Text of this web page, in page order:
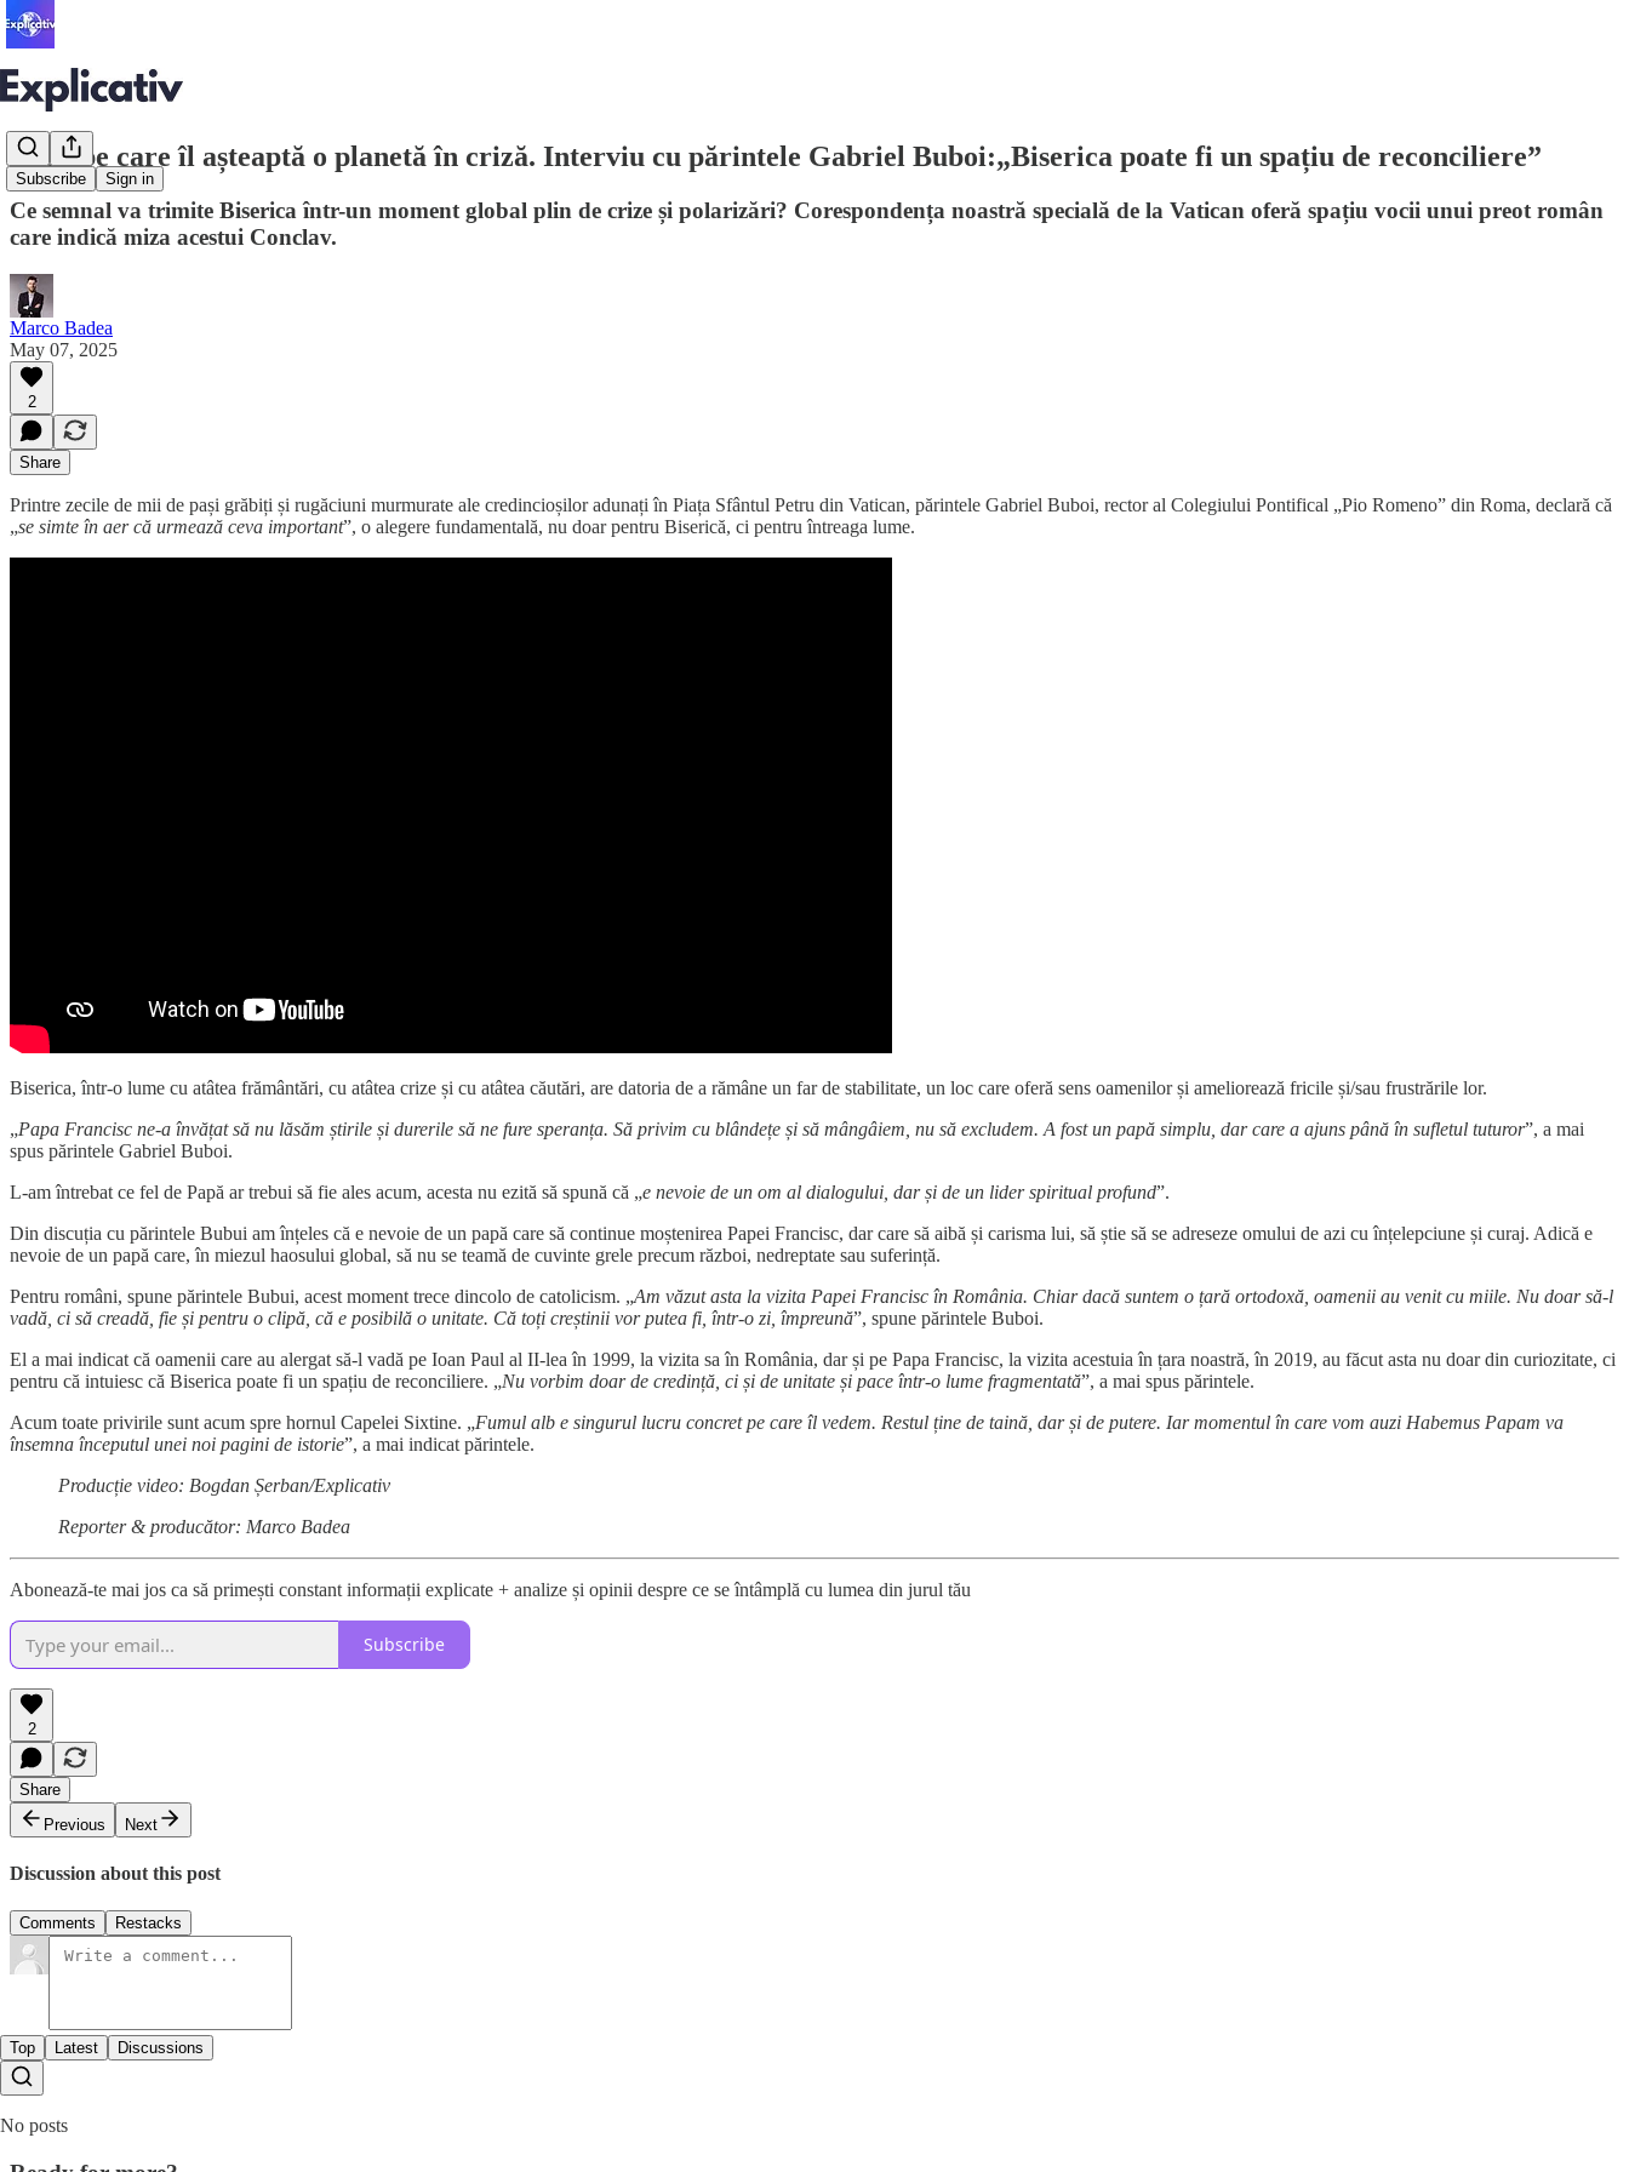
Subscribe Sign in
Papa pe care îl așteaptă o planetă în criză. Interviu cu părintele Gabriel Buboi:„Biserica poate fi un spațiu de reconciliere”
Ce semnal va trimite Biserica într-un moment global plin de crize și polarizări? Corespondența noastră specială de la Vatican oferă spațiu vocii unui preot român
care indică miza acestui Conclav.
Marco Badea
May 07, 2025
2
Share
Printre zecile de mii de pași grăbiți și rugăciuni murmurate ale credincioșilor adunați în Piața Sfântul Petru din Vatican, părintele Gabriel Buboi, rector al Colegiului Pontifical „Pio Romeno” din Roma, declară că
„se simte în aer că urmează ceva important”, o alegere fundamentală, nu doar pentru Biserică, ci pentru întreaga lume.
Biserica, într-o lume cu atâtea frământări, cu atâtea crize și cu atâtea căutări, are datoria de a rămâne un far de stabilitate, un loc care oferă sens oamenilor și ameliorează fricile și/sau frustrările lor.
„Papa Francisc ne-a învățat să nu lăsăm știrile și durerile să ne fure speranța. Să privim cu blândețe și să mângâiem, nu să excludem. A fost un papă simplu, dar care a ajuns până în sufletul tuturor”, a mai
spus părintele Gabriel Buboi.
L-am întrebat ce fel de Papă ar trebui să fie ales acum, acesta nu ezită să spună că „e nevoie de un om al dialogului, dar și de un lider spiritual profund”.
Din discuția cu părintele Bubui am înțeles că e nevoie de un papă care să continue moștenirea Papei Francisc, dar care să aibă și carisma lui, să știe să se adreseze omului de azi cu înțelepciune și curaj. Adică e
nevoie de un papă care, în miezul haosului global, să nu se teamă de cuvinte grele precum război, nedreptate sau suferință.
Pentru români, spune părintele Bubui, acest moment trece dincolo de catolicism. „Am văzut asta la vizita Papei Francisc în România. Chiar dacă suntem o țară ortodoxă, oamenii au venit cu miile. Nu doar să-l
vadă, ci să creadă, fie și pentru o clipă, că e posibilă o unitate. Că toți creștinii vor putea fi, într-o zi, împreună”, spune părintele Buboi.
El a mai indicat că oamenii care au alergat să-l vadă pe Ioan Paul al II-lea în 1999, la vizita sa în România, dar și pe Papa Francisc, la vizita acestuia în țara noastră, în 2019, au făcut asta nu doar din curiozitate, ci
pentru că intuiesc că Biserica poate fi un spațiu de reconciliere. „Nu vorbim doar de credință, ci și de unitate și pace într-o lume fragmentată”, a mai spus părintele.
Acum toate privirile sunt acum spre hornul Capelei Sixtine. „Fumul alb e singurul lucru concret pe care îl vedem. Restul ține de taină, dar și de putere. Iar momentul în care vom auzi Habemus Papam va
însemna începutul unei noi pagini de istorie”, a mai indicat părintele.
Producție video: Bogdan Șerban/Explicativ
Reporter & producător: Marco Badea
Abonează-te mai jos ca să primești constant informații explicate + analize și opinii despre ce se întâmplă cu lumea din jurul tău
Subscribe
2
Share
Previous
Next
Discussion about this post
Comments Restacks
Top Latest Discussions
No posts